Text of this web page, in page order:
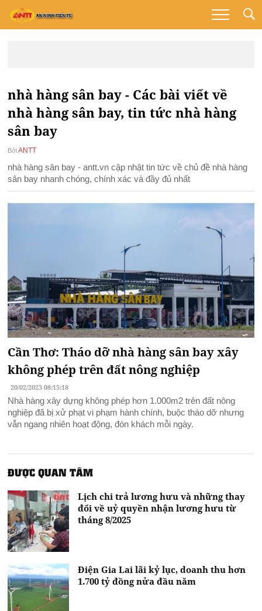
nhà hàng sân bay - Các bài viết về
nhà hàng sân bay, tin tức nhà hàng
sân bay
Bởi ANTT
nhà hàng sân bay - antt.vn cập nhật tin tức về chủ đề nhà hàng
sân bay nhanh chóng, chính xác và đầy đủ nhất
Cần Thơ: Tháo dỡ nhà hàng sân bay xây
không phép trên đất nông nghiệp
20/02/2023 08:15:18
Nhà hàng xây dựng không phép hơn 1.000m2 trên đất nông
nghiệp đã bị xử phạt vi phạm hành chính, buộc tháo dỡ nhưng
vẫn ngang nhiên hoạt động, đón khách mỗi ngày.
ĐƯỢC QUAN TÂM
Lịch chi trả lương hưu và những thay
đổi về uỷ quyền nhận lương hưu từ
tháng 8/2025
Điện Gia Lai lãi kỷ lục, doanh thu hơn
1.700 tỷ đồng nửa đầu năm